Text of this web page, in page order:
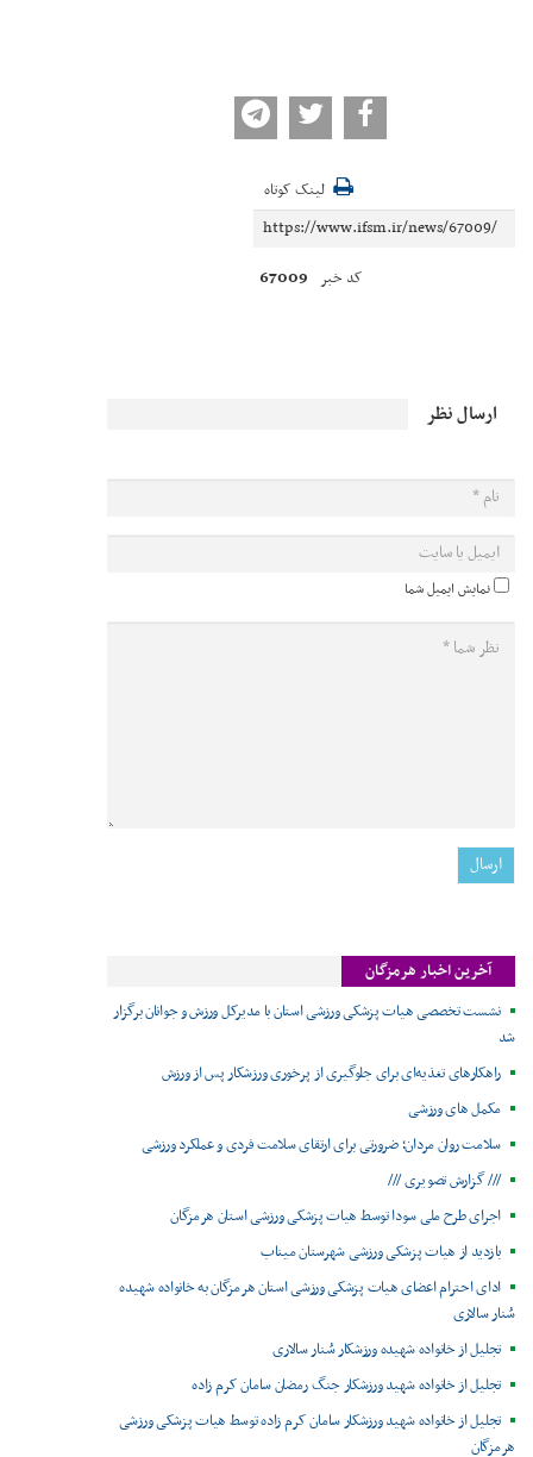
لینک کوتاه
کد خبر 67009
ارسال نظر
نمایش ایمیل شما
آخرین اخبار هرمزگان
نشست تخصصی هیات پزشکی ورزشی استان با مدیرکل ورزش و جوانان برگزار
شد
راهکارهای تغذیه‌ای برای جلوگیری از پرخوری ورزشکار پس از ورزش
مکمل های ورزشی
سلامت روان مردان؛ ضرورتی برای ارتقای سلامت فردی و عملکرد ورزشی
/// گزارش تصویری ///
اجرای طرح ملی سودا توسط هیات پزشکی ورزشی استان هرمزگان
بازدید از هیات پزشکی ورزشی شهرستان میناب
ادای احترام اعضای هیات پزشکی ورزشی استان هرمزگان به خانواده شهیده
سُنار سالاری
تجلیل از خانواده شهیده ورزشکار سُنار سالاری
تجلیل از خانواده شهید ورزشکار جنگ رمضان سامان کرم زاده
تجلیل از خانواده شهید ورزشکار سامان کرم زاده توسط هیات پزشکی ورزشی
هرمزگان